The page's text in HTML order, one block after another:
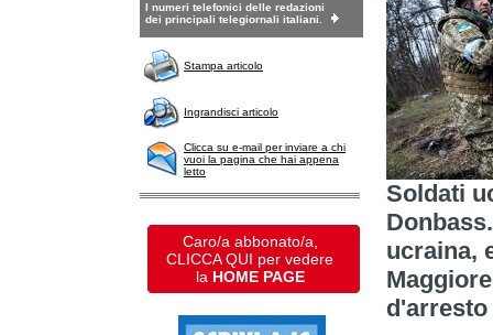
I numeri telefonici delle redazioni
dei principali telegiornali italiani.
Stampa articolo
Ingrandisci articolo
Clicca su e-mail per inviare a chi
vuoi la pagina che hai appena
letto
Caro/a abbonato/a,
CLICCA QUI per vedere
la HOME PAGE
Soldati
ucraina,